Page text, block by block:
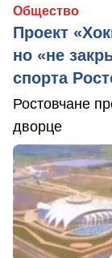
Общество
Проект
но «не
спорта
Ростовчане
дворце